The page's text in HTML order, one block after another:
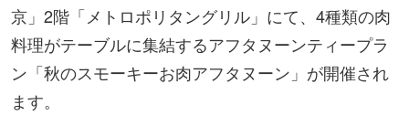
京」2階「メトロポリタングリル」にて、4種類の肉
料理がテーブルに集結するアフタヌーンティープラ
ン「秋のスモーキーお肉アフタヌーン」が開催され
ます。